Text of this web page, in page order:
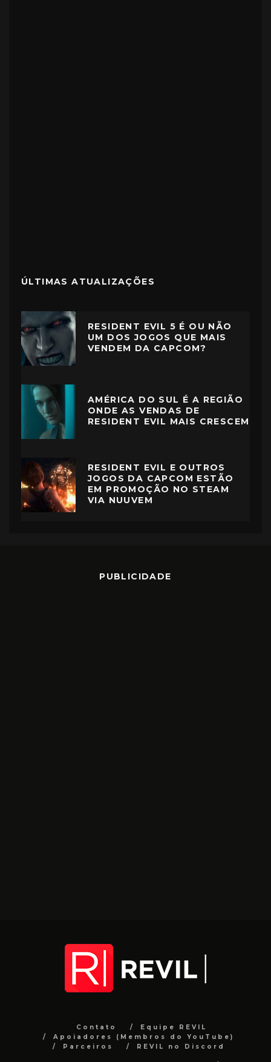
ÚLTIMAS ATUALIZAÇÕES
RESIDENT EVIL 5 É OU NÃO
UM DOS JOGOS QUE MAIS
VENDEM DA CAPCOM?
AMÉRICA DO SUL É A REGIÃO
ONDE AS VENDAS DE
RESIDENT EVIL MAIS CRESCEM
RESIDENT EVIL E OUTROS
JOGOS DA CAPCOM ESTÃO
EM PROMOÇÃO NO STEAM
VIA NUUVEM
PUBLICIDADE
Contato
Equipe REVIL
Apoiadores (Membros do YouTube)
Parceiros
REVIL no Discord